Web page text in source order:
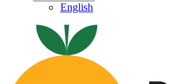
English